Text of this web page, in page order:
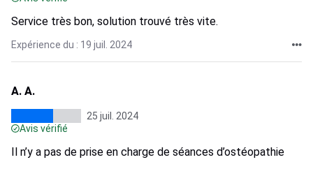
Service très bon, solution trouvé très vite.
Expérience du : 19 juil. 2024
A. A.
25 juil. 2024
Avis vérifié
Il n’y a pas de prise en charge de séances d’ostéopathie